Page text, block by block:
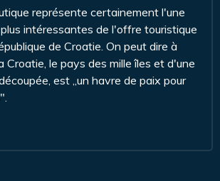
représente certainement l'une
intéressantes de l'offre touristique
de Croatie. On peut dire à
Croatie, le pays des mille îles et d'une
est „un havre de paix pour